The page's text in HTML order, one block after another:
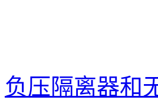
负压隔离器和